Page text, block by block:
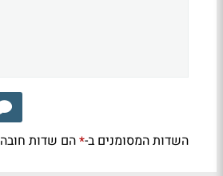
השדות המסומנים ב-*הם שדות חובה